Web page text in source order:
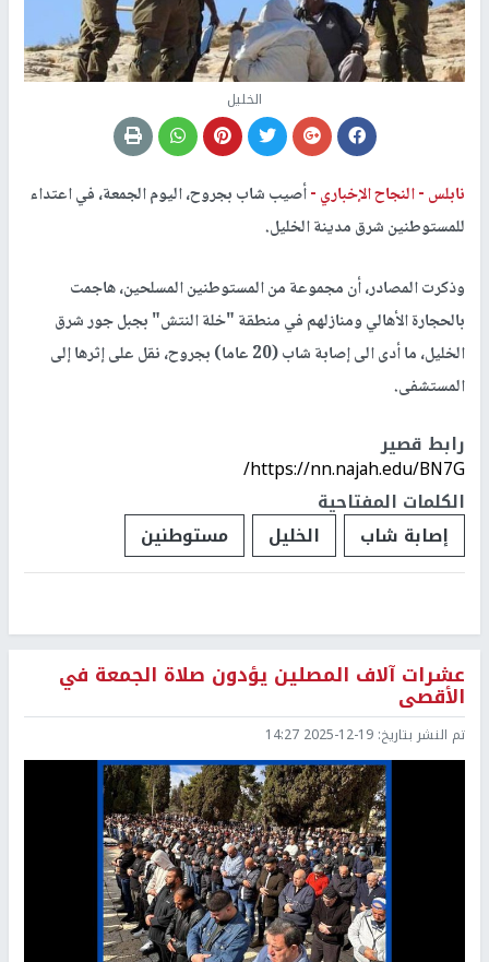
الخليل
نابلس -النجاح الإخباري -أصيب شاب بجروح، اليوم الجمعة، في اعتداء
للمستوطنين شرق مدينة الخليل.
وذكرت المصادر، أن مجموعة من المستوطنين المسلحين، هاجمت
بالحجارة الأهالي ومنازلهم في منطقة "خلة النتش" بجبل جور شرق
الخليل، ما أدى الى إصابة شاب (20 عاما) بجروح، نقل على إثرها إلى
المستشفى.
رابط قصير
https://nn.najah.edu/BN7G/
الكلمات المفتاحية
إصابة شاب
الخليل مستوطنين
عشرات آلاف المصلين يؤدون صلاة الجمعة في
الأقصى
تم النشر بتاريخ: 2025-12-19 14:27